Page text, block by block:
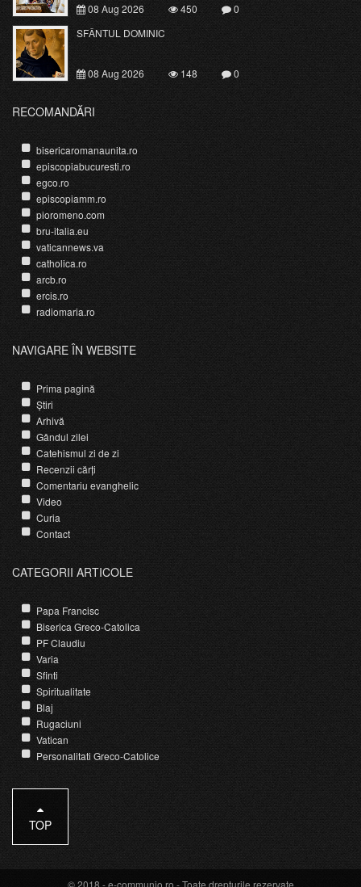
08 Aug 2026
450
0
SFÂNTUL DOMINIC
08 Aug 2026 148 0
RECOMANDĂRI
bisericaromanaunita.ro
episcopiabucuresti.ro
egco.ro
episcopiamm.ro
pioromeno.com
bru-italia.eu
vaticannews.va
catholica.ro
arcb.ro
ercis.ro
radiomaria.ro
NAVIGARE ÎN WEBSITE
Prima pagină
Știri
Arhivă
Gândul zilei
Catehismul zi de zi
Recenzii cărți
Comentariu evanghelic
Video
Curia
Contact
CATEGORII ARTICOLE
Papa Francisc
Biserica Greco-Catolica
PF Claudiu
Varia
Sfinti
Spiritualitate
Blaj
Rugaciuni
Vatican
Personalitati Greco-Catolice
TOP
© 2018 -e-communio.ro - Toate drepturile rezervate